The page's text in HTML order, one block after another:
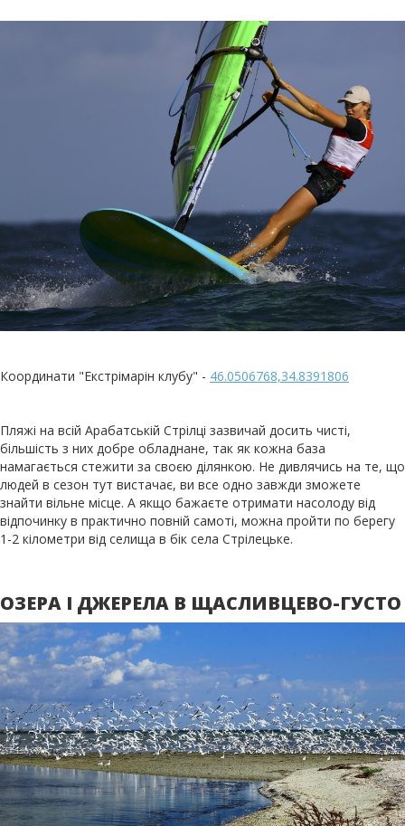
Координати "Екстрімарін клубу" - 46.0506768,34.8391806
Пляжі на всій Арабатській Стрілці зазвичай досить чисті,
більшість з них добре обладнане, так як кожна база
намагається стежити за своєю ділянкою. Не дивлячись на те, що
людей в сезон тут вистачає, ви все одно завжди зможете
знайти вільне місце. А якщо бажаєте отримати насолоду від
відпочинку в практично повній самоті, можна пройти по берегу
1-2 кілометри від селища в бік села Стрілецьке.
ОЗЕРА І ДЖЕРЕЛА В ЩАСЛИВЦЕВО-ГУСТО